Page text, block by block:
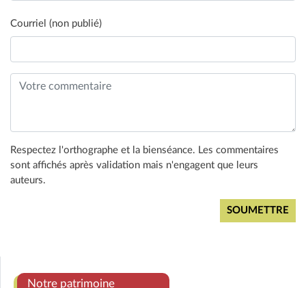
Courriel (non publié)
Respectez l'orthographe et la bienséance. Les commentaires
sont affichés après validation mais n'engagent que leurs
auteurs.
Notre patrimoine